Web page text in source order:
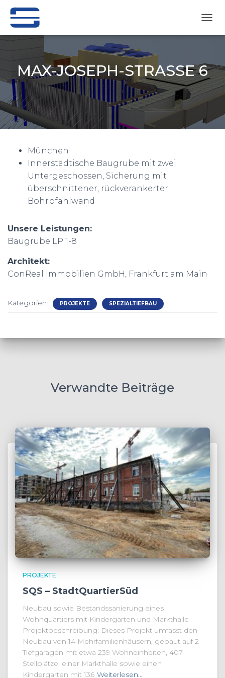
A
G
A
I
O
U
M
MAX-JOSEPH-STRASSE 6
Veröffentlicht von cl am 28. Februar 2023
München
Innerstädtische Baugrube mit zwei
Untergeschossen, Sicherung mit
überschnittener, rückverankerter
Bohrpfahlwand
Unsere Leistungen:
Baugrube LP 1-8
Architekt:
ConReal Immobilien GmbH, Frankfurt am Main
Kategorien: PROJEKTE SPEZIALTIEFBAU
Verwandte Beiträge
PROJEKTE
SQS – StadtQuartierSüd
Neubau sowie Bestandssanierung eines
Wohnquartiers mit Kindergarten und Markthalle
Projektbeschreibung: Dieses Projekt umfasst den
Neubau von 14 Mehrfamilienhäusern, gebaut auf 2
Tiefgaragen mit etwa 239 Wohneinheiten, 407
Stellplätze, einer Markthalle sowie einen
Kindergarten mit 136 Weiterlesen…